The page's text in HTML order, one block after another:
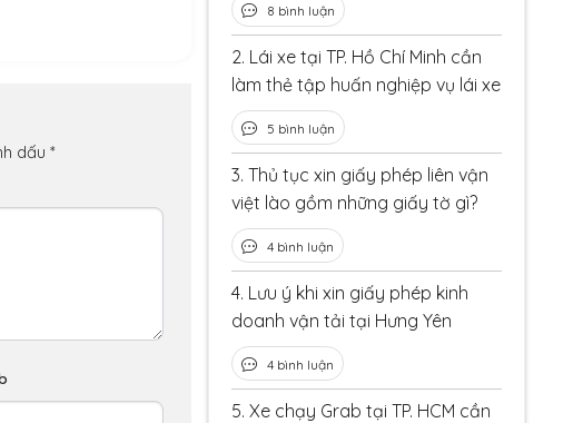
dấu *
8 bình luận
2. Lái xe tại TP. Hồ Chí Minh cần
làm thẻ tập huấn nghiệp vụ lái xe
5 bình luận
3. Thủ tục xin giấy phép liên vận
việt lào gồm những giấy tờ gì?
4 bình luận
4. Lưu ý khi xin giấy phép kinh
doanh vận tải tại Hưng Yên
4 bình luận
5. Xe chạy Grab tại TP. HCM cần